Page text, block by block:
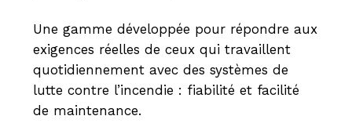
Une gamme développée pour répondre aux
exigences réelles de ceux qui travaillent
quotidiennement avec des systèmes de
lutte contre l’incendie : fiabilité et facilité
de maintenance.